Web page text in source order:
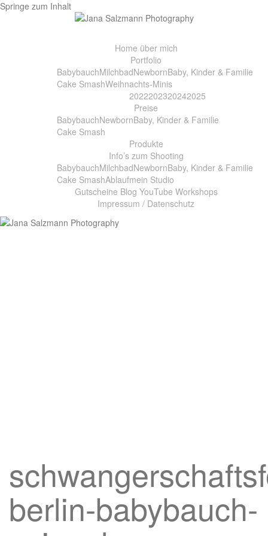
Springe zum Inhalt
Home über mich
Portfolio
BabybauchMilchbadNewbornBaby, Kinder & Familie
Cake SmashWeihnachts-Minis
2022202320242025
Preise
BabybauchNewbornBaby, Kinder & Familie
Cake Smash
Produkte
Info’s zum Shooting
BabybauchMilchbadNewbornBaby, Kinder & Familie
Cake SmashAblaufmein Studio
Gutscheine Blog YouTube Workshops
Impressum / Datenschutz
berlin-babybauch-